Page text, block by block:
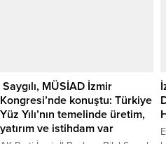
Saygılı, MÜSİAD İzmir
Kongresi’nde konuştu: Türkiye
Yüz Yılı’nın temelinde üretim,
yatırım ve istihdam var